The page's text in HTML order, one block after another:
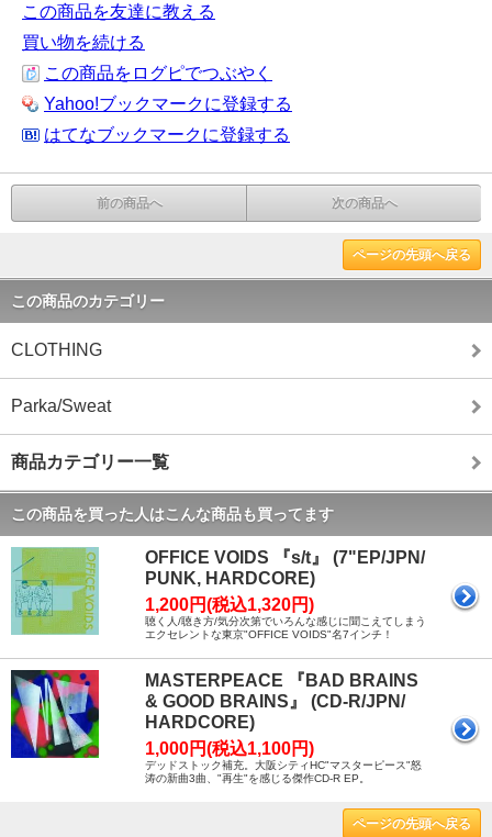
この商品を友達に教える
買い物を続ける
この商品をログピでつぶやく
Yahoo!ブックマークに登録する
はてなブックマークに登録する
前の商品へ 次の商品へ
ページの先頭へ戻る
この商品のカテゴリー
CLOTHING
Parka/Sweat
商品カテゴリー一覧
この商品を買った人はこんな商品も買ってます
OFFICE VOIDS 『s/t』 (7"EP/JPN/
PUNK, HARDCORE)
1,200円(税込1,320円)
聴く人/聴き方/気分次第でいろんな感じに聞こえてしまう
エクセレントな東京"OFFICE VOIDS"名7インチ！
MASTERPEACE 『BAD BRAINS
& GOOD BRAINS』 (CD-R/JPN/
HARDCORE)
1,000円(税込1,100円)
デッドストック補充。大阪シティHC"マスターピース"怒
涛の新曲3曲、"再生"を感じる傑作CD-R EP。
ページの先頭へ戻る